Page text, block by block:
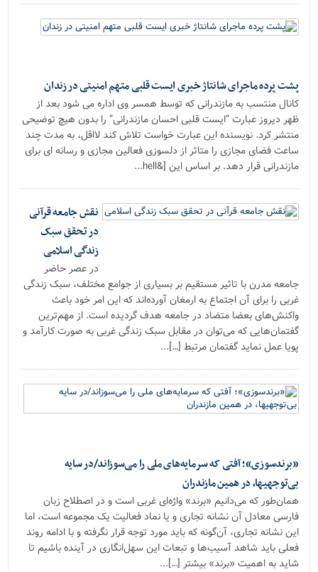
پشت پرده ماجرای شانتاژ خبری ایست قلبی متهم امنیتی در زندان
کانال منتسب به مازندرانی که توسط همسر وی اداره می شود بعد از
ظهر دیروز عبارت “ایست قلبی احسان مازندرانی” را بدون هیچ توضیحی
منتشر کرد. نویسنده این عبارت خواست تلاش کند لااقل، به مدت چند
ساعت فضای مجازی را متاثر از دلسوزی فعالین مجازی و رسانه ای برای
مازندرانی قرار دهد. بر اساس این [&hell...
نقش جامعه قرآنی
در تحقق سبک
زندگی اسلامی
در عصر حاضر
جامعه مدرن با تاثیر مستقیم بر بسیاری از جوامع مختلف، سبک زندگی
غربی را برای آن اجتماع به ارمغان آورده‌اند که این امر خود باعث
واکنش‌های بعضا متضاد در جامعه هدف گردیده است. از مهم‌ترین
گفتمان‌هایی که می‌توان در مقابل سبک زندگی غربی به صورت کارآمد و
پویا عمل نماید گفتمان مرتبط […]...
«برندسوزی»؛ آفتی که سرمایه‌های ملی را می‌سوزاند/در سایه
بی‌توجهی‎ها، در همین مازندران
همان‌طور که می‌دانیم «برند» واژه‌ای غربی است و در اصطلاح زبان
فارسی معادل آن نشانه تجاری و یا نماد فعالیت یک مجموعه است، اما
این نشانه تجاری، آن‌گونه که باید مورد توجه قرار نگرفته و با ادامه روند
فعلی باید شاهد آسیب‌ها و تبعات این سهل‌انگاری در آینده باشیم تا
شاید به اهمیت «برند» بیشتر […]...